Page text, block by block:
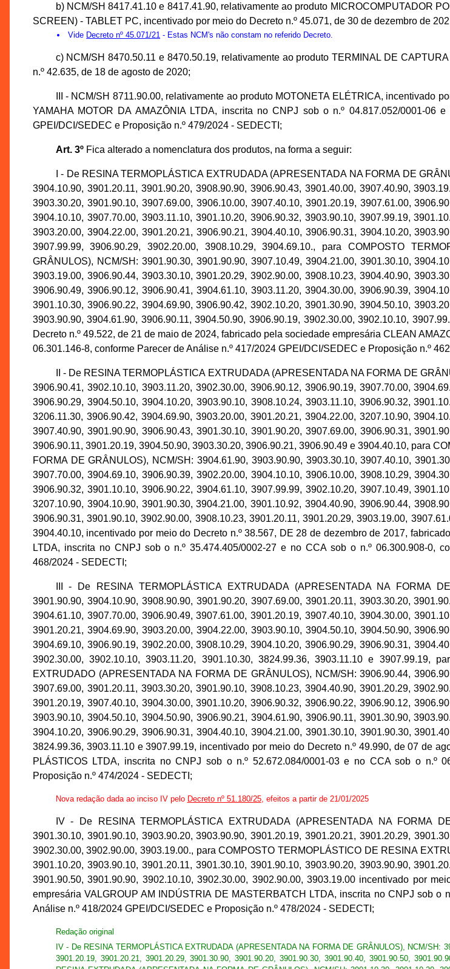
b) NCM/SH 8417.41.10 e 8417.41.90, relativamente ao produto MICROCOMPUTADOR
SCREEN) - TABLET PC, incentivado por meio do Decreto n.º 45.071, de 30 de dezembro de
Vide Decreto nº 45.071/21 - Estas NCM's não constam no referido Decreto.
c) NCM/SH 8470.50.11 e 8470.50.19, relativamente ao produto TERMINAL DE
n.º 42.635, de 18 de agosto de 2020;
III - NCM/SH 8711.90.00, relativamente ao produto MOTONETA ELÉTRICA, incentivado
YAMAHA MOTOR DA AMAZÔNIA LTDA, inscrita no CNPJ sob o n.º 04.817.052/0001-06
GPEI/DCI/SEDEC e Proposição n.º 479/2024 - SEDECTI;
Art. 3ºFica alterado a nomenclatura dos produtos, na forma a seguir:
I - De RESINA TERMOPLÁSTICA EXTRUDADA (APRESENTADA NA FORMA DE
3904.10.90, 3901.20.11, 3901.90.20, 3908.90.90, 3906.90.43, 3901.40.00, 3907.40.90,
3903.30.20, 3901.90.10, 3907.69.00, 3906.10.00, 3907.40.10, 3901.20.19, 3907.61.00,
3904.10.10, 3907.70.00, 3903.11.10, 3901.10.20, 3906.90.32, 3903.90.10, 3907.99.19,
3903.20.00, 3904.22.00, 3901.20.21, 3906.90.21, 3904.40.10, 3906.90.31, 3904.10.20,
3907.99.99, 3906.90.29, 3902.20.00, 3908.10.29, 3904.69.10., para COMPOSTO
GRÂNULOS), NCM/SH: 3901.90.30, 3901.90.90, 3907.10.49, 3904.21.00, 3901.30.10,
3903.19.00, 3906.90.44, 3903.30.10, 3901.20.29, 3902.90.00, 3908.10.23, 3904.40.90,
3906.90.49, 3906.90.12, 3906.90.41, 3904.61.10, 3903.11.20, 3904.30.00, 3906.90.39,
3901.10.30, 3906.90.22, 3904.69.90, 3906.90.42, 3902.10.20, 3901.30.90, 3904.50.10,
3903.90.90, 3904.61.90, 3906.90.11, 3904.50.90, 3906.90.19, 3902.30.00, 3902.10.10,
Decreto n.º 49.522, de 21 de maio de 2024, fabricado pela sociedade empresária CLEAN
06.301.146-8, conforme Parecer de Análise n.º 417/2024 GPEI/DCI/SEDEC e Proposição n.º
II - De RESINA TERMOPLÁSTICA EXTRUDADA (APRESENTADA NA FORMA DE
3906.90.41, 3902.10.10, 3903.11.20, 3902.30.00, 3906.90.12, 3906.90.19, 3907.70.00,
3906.90.29, 3904.50.10, 3904.10.20, 3903.90.10, 3908.10.24, 3903.11.10, 3906.90.32,
3206.11.30, 3906.90.42, 3904.69.90, 3903.20.00, 3901.20.21, 3904.22.00, 3207.10.90,
3907.40.90, 3901.90.90, 3906.90.43, 3901.30.10, 3901.90.20, 3907.69.00, 3906.90.31,
3906.90.11, 3901.20.19, 3904.50.90, 3903.30.20, 3906.90.21, 3906.90.49 e 3904.40.10, para
FORMA DE GRÂNULOS), NCM/SH: 3904.61.90, 3903.90.90, 3903.30.10, 3907.40.10,
3907.70.00, 3904.69.10, 3906.90.39, 3902.20.00, 3904.10.10, 3906.10.00, 3908.10.29,
3906.90.32, 3901.10.10, 3906.90.22, 3904.61.10, 3907.99.99, 3902.10.20, 3907.10.49,
3207.10.90, 3904.10.90, 3901.90.30, 3904.21.00, 3901.10.92, 3904.40.90, 3906.90.44,
3906.90.31, 3901.90.10, 3902.90.00, 3908.10.23, 3901.20.11, 3901.20.29, 3903.19.00,
3904.40.10, incentivado por meio do Decreto n.º 38.567, DE 28 de dezembro de 2017,
LTDA, inscrita no CNPJ sob o n.º 35.474.405/0002-27 e no CCA sob o n.º 06.300.908-0,
468/2024 - SEDECTI;
III - De RESINA TERMOPLÁSTICA EXTRUDADA (APRESENTADA NA FORMA
3901.90.90, 3904.10.90, 3908.90.90, 3901.90.20, 3907.69.00, 3901.20.11, 3903.30.20,
3904.61.10, 3907.70.00, 3906.90.49, 3907.61.00, 3901.20.19, 3907.40.10, 3904.30.00,
3901.20.21, 3904.69.90, 3903.20.00, 3904.22.00, 3903.90.10, 3904.50.10, 3904.50.90,
3904.69.10, 3906.90.19, 3902.20.00, 3908.10.29, 3904.10.20, 3906.90.29, 3906.90.31,
3902.30.00, 3902.10.10, 3903.11.20, 3901.10.30, 3824.99.36, 3903.11.10 e 3907.99.19,
EXTRUDADO (APRESENTADA NA FORMA DE GRÂNULOS), NCM/SH: 3906.90.44,
3907.69.00, 3901.20.11, 3903.30.20, 3901.90.10, 3908.10.23, 3904.40.90, 3901.20.29,
3901.20.19, 3907.40.10, 3904.30.00, 3901.10.20, 3906.90.32, 3906.90.22, 3906.90.12,
3903.90.10, 3904.50.10, 3904.50.90, 3906.90.21, 3904.61.90, 3906.90.11, 3901.30.90,
3904.10.20, 3906.90.29, 3906.90.31, 3904.40.10, 3904.21.00, 3901.30.10, 3901.90.30,
3824.99.36, 3903.11.10 e 3907.99.19, incentivado por meio do Decreto n.º 49.990, de 07 de
PLÁSTICOS LTDA, inscrita no CNPJ sob o n.º 52.672.084/0001-03 e no CCA sob o n.º
Proposição n.º 474/2024 - SEDECTI;
Nova redação dada ao inciso IV pelo Decreto nº 51.180/25, efeitos a partir de 21/01/2025
IV - De RESINA TERMOPLÁSTICA EXTRUDADA (APRESENTADA NA FORMA
3901.30.10, 3901.90.10, 3903.90.20, 3903.90.90, 3901.20.19, 3901.20.21, 3901.20.29,
3902.30.00, 3902.90.00, 3903.19.00., para COMPOSTO TERMOPLÁSTICO DE RESINA
3901.10.20, 3903.90.10, 3901.20.11, 3901.30.10, 3901.90.10, 3903.90.20, 3903.90.90,
3901.90.50, 3901.90.90, 3902.10.10, 3902.30.00, 3902.90.00, 3903.19.00 incentivado por
empresária VALGROUP AM INDÚSTRIA DE MASTERBATCH LTDA, inscrita no CNPJ sob o
Análise n.º 418/2024 GPEI/DCI/SEDEC e Proposição n.º 478/2024 - SEDECTI;
Redação original
IV - De RESINA TERMOPLÁSTICA EXTRUDADA (APRESENTADA NA FORMA DE GRÂNULOS), NCM/
3901.20.19, 3901.20.21, 3901.20.29, 3901.30.90, 3901.90.20, 3901.90.30, 3901.90.40, 3901.90.50,